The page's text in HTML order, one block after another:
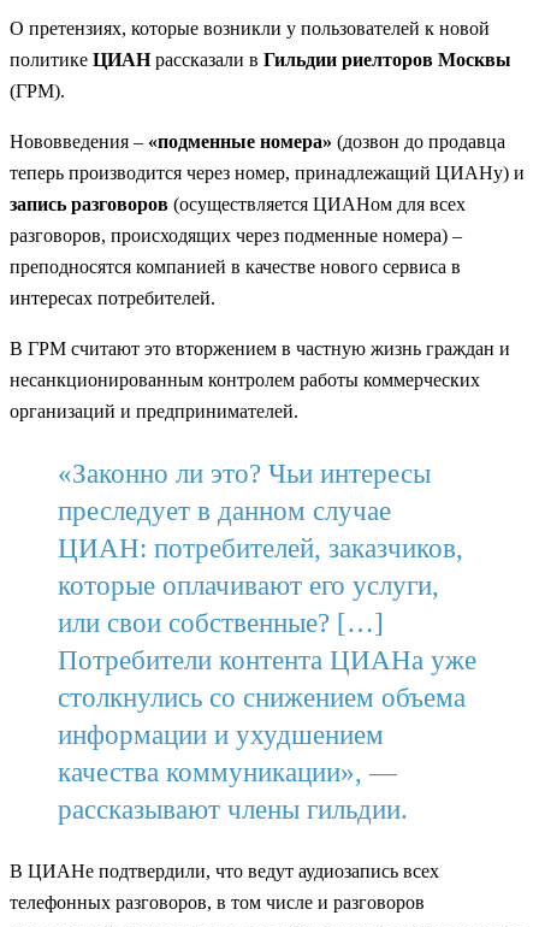
О претензиях, которые возникли у пользователей к новой
политике ЦИАНрассказали в Гильдии риелторов Москвы
(ГРМ).
Нововведения – «подменные номера» (дозвон до продавца
теперь производится через номер, принадлежащий ЦИАНу) и
запись разговоров (осуществляется ЦИАНом для всех
разговоров, происходящих через подменные номера) –
преподносятся компанией в качестве нового сервиса в
интересах потребителей.
В ГРМ считают это вторжением в частную жизнь граждан и
несанкционированным контролем работы коммерческих
организаций и предпринимателей.
«Законно ли это? Чьи интересы
преследует в данном случае
ЦИАН: потребителей, заказчиков,
которые оплачивают его услуги,
или свои собственные? […]
Потребители контента ЦИАНа уже
столкнулись со снижением объема
информации и ухудшением
качества коммуникации», —
рассказывают члены гильдии.
В ЦИАНе подтвердили, что ведут аудиозапись всех
телефонных разговоров, в том числе и разговоров